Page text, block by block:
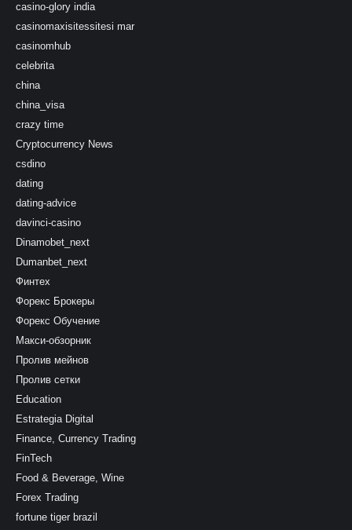
casino-glory india
casinomaxisitessitesi mar
casinomhub
celebrita
china
china_visa
crazy time
Cryptocurrency News
csdino
dating
dating-advice
davinci-casino
Dinamobet_next
Dumanbet_next
Финтех
Форекс Брокеры
Форекс Обучение
Макси-обзорник
Пролив мейнов
Пролив сетки
Education
Estrategia Digital
Finance, Currency Trading
FinTech
Food & Beverage, Wine
Forex Trading
fortune tiger brazil